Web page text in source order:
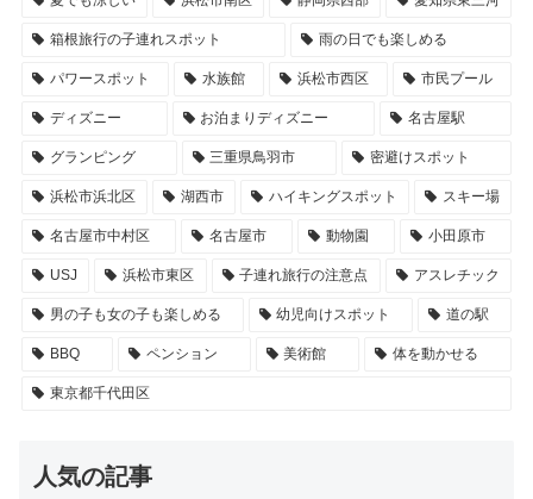
箱根旅行の子連れスポット 雨の日でも楽しめる
パワースポット 水族館 浜松市西区 市民プール
ディズニー お泊まりディズニー 名古屋駅
グランピング 三重県鳥羽市 密避けスポット
浜松市浜北区 湖西市 ハイキングスポット スキー場
名古屋市中村区 名古屋市 動物園 小田原市
USJ 浜松市東区 子連れ旅行の注意点 アスレチック
男の子も女の子も楽しめる 幼児向けスポット 道の駅
BBQ ペンション 美術館 体を動かせる
東京都千代田区
人気の記事